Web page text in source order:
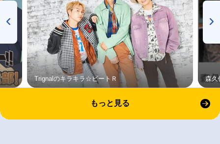
Trignalのキラキラ☆ビートＲ 森久
もっと見る